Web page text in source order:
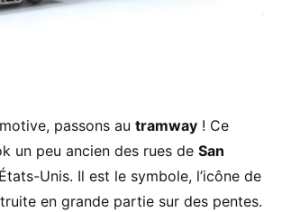
passons au tramway ! Ce
un peu ancien des rues de San
Unis. Il est le symbole, l’icône de
en grande partie sur des pentes.